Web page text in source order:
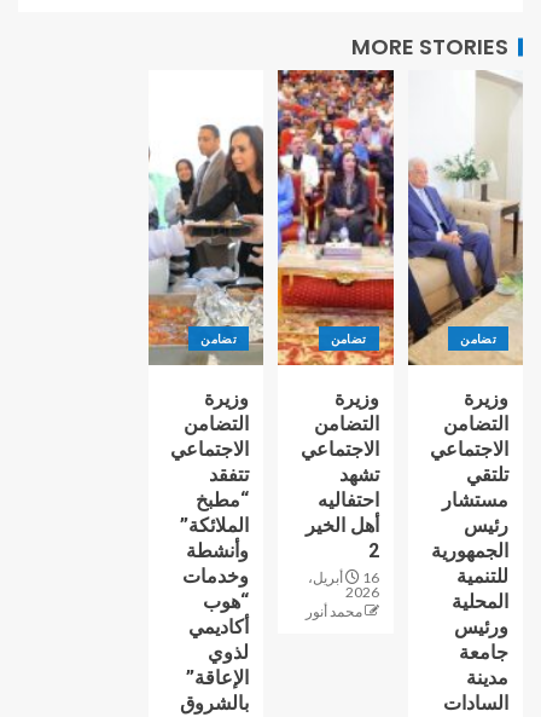
MORE STORIES
تضامن
وزيرة
التضامن
الاجتماعي
تلتقي
مستشار
رئيس
الجمهورية
للتنمية
المحلية
ورئيس
جامعة
مدينة
السادات
تضامن
وزيرة
التضامن
الاجتماعي
تشهد
احتفاليه
أهل الخير
2
16 أبريل،
2026
محمد أنور
تضامن
وزيرة
التضامن
الاجتماعي
تتفقد
“مطبخ
الملائكة”
وأنشطة
وخدمات
“هوب
أكاديمي
لذوي
الإعاقة”
بالشروق